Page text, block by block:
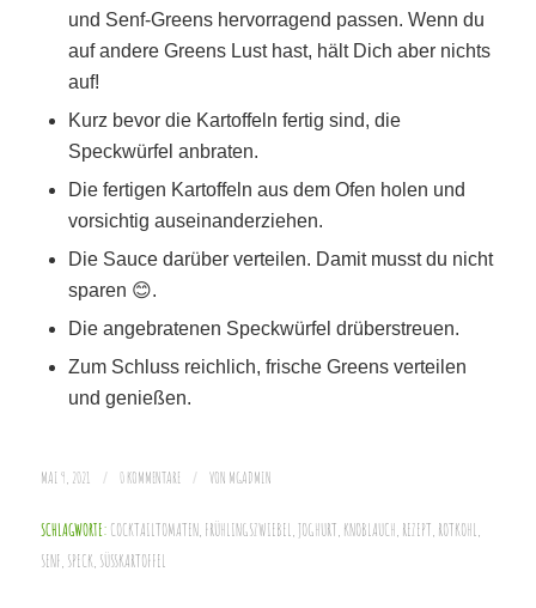
und Senf-Greens hervorragend passen. Wenn du
auf andere Greens Lust hast, hält Dich aber nichts
auf!
Kurz bevor die Kartoffeln fertig sind, die
Speckwürfel anbraten.
Die fertigen Kartoffeln aus dem Ofen holen und
vorsichtig auseinanderziehen.
Die Sauce darüber verteilen. Damit musst du nicht
sparen 😊.
Die angebratenen Speckwürfel drüberstreuen.
Zum Schluss reichlich, frische Greens verteilen
und genießen.
MAI 9, 2021 / 0 KOMMENTARE / VON MGADMIN
SCHLAGWORTE: COCKTAILTOMATEN, FRÜHLINGSZWIEBEL,JOGHURT, KNOBLAUCH, REZEPT, ROTKOHL,
SENF, SPECK, SÜSSKARTOFFEL